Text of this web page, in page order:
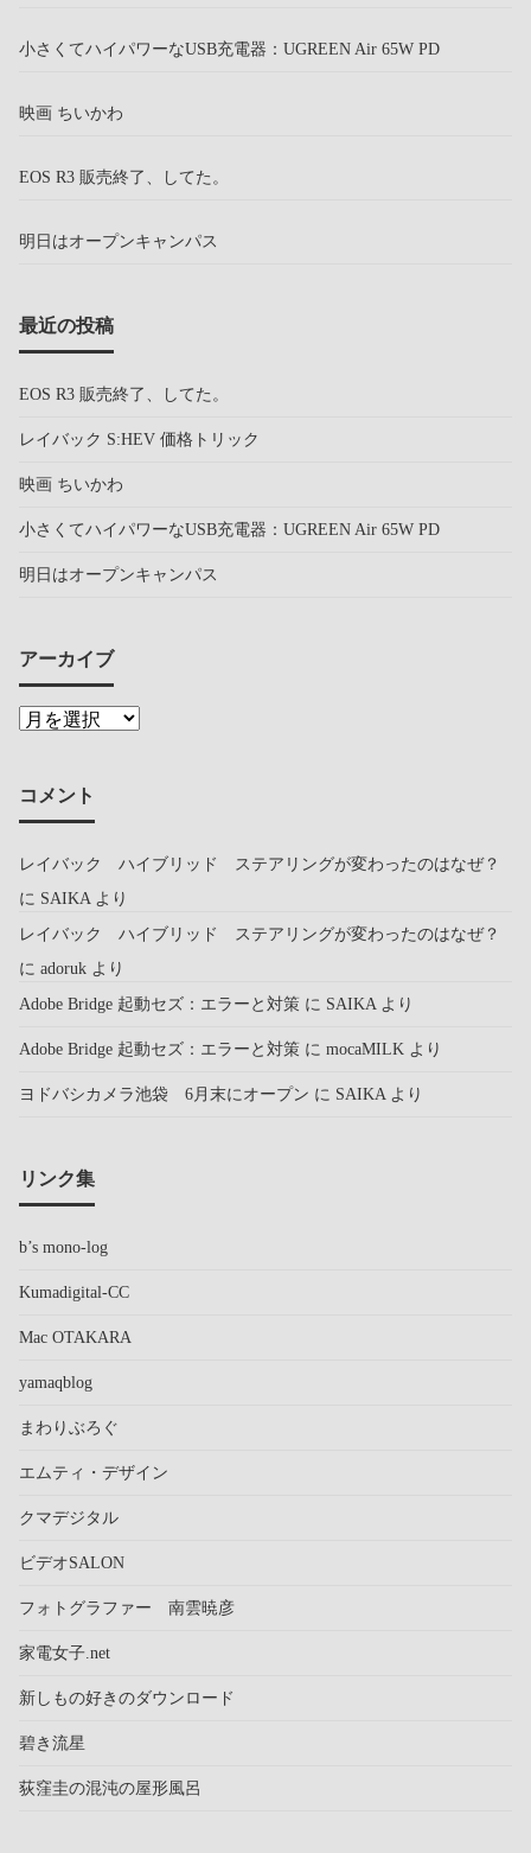
小さくてハイパワーなUSB充電器：UGREEN Air 65W PD
映画 ちいかわ
EOS R3 販売終了、してた。
明日はオープンキャンパス
最近の投稿
EOS R3 販売終了、してた。
レイバック S:HEV 価格トリック
映画 ちいかわ
小さくてハイパワーなUSB充電器：UGREEN Air 65W PD
明日はオープンキャンパス
アーカイブ
コメント
レイバック ハイブリッド ステアリングが変わったのはなぜ？
に SAIKA より
レイバック ハイブリッド ステアリングが変わったのはなぜ？
に adoruk より
Adobe Bridge 起動セズ：エラーと対策 に SAIKA より
Adobe Bridge 起動セズ：エラーと対策 に mocaMILK より
ヨドバシカメラ池袋 6月末にオープン に SAIKA より
リンク集
b’s mono-log
Kumadigital-CC
Mac OTAKARA
yamaqblog
まわりぶろぐ
エムティ・デザイン
クマデジタル
ビデオSALON
フォトグラファー 南雲暁彦
家電女子.net
新しもの好きのダウンロード
碧き流星
荻窪圭の混沌の屋形風呂